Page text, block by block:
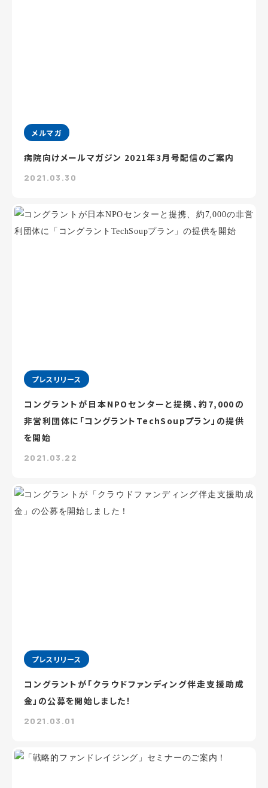
メルマガ
病院向けメールマガジン 2021年3月号配信のご案内
2021.03.30
プレスリリース
コングラントが日本NPOセンターと提携、約7,000の
非営利団体に「コングラントTechSoupプラン」の提供
を開始
2021.03.22
プレスリリース
コングラントが「クラウドファンディング伴走支援助成
金」の公募を開始しました！
2021.03.01